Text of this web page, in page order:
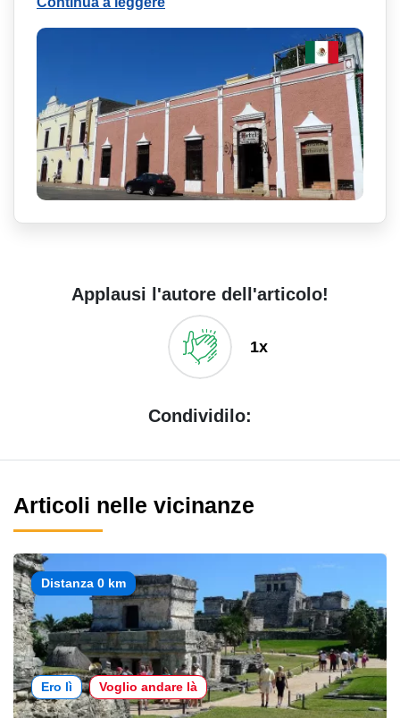
Applausi l'autore dell'articolo!
1x
Condividilo:
Articoli nelle vicinanze
Distanza 0 km
Ero lì Voglio andare là